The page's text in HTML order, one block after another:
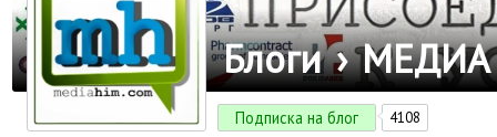
Блоги ›
Подписка на блог 4108